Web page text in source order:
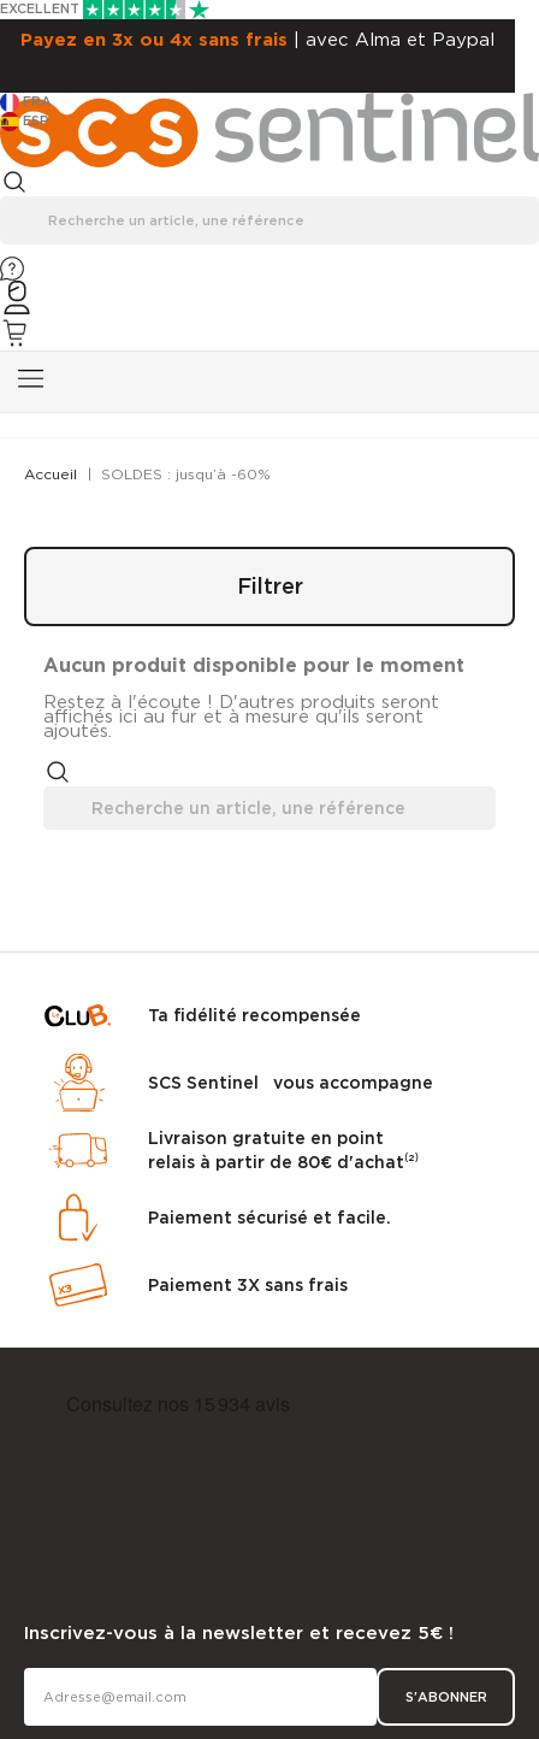
EXCELLENT
Payez en 3x ou 4x sans frais | avec Alma et Paypal
FRA
ESP
Accueil SOLDES : jusqu’à -60%
Filtrer
Aucun produit disponible pour le moment
Restez à l'écoute ! D'autres produits seront
affichés ici au fur et à mesure qu'ils seront
ajoutés.
Ta fidélité recompensée
SCS Sentinel vous accompagne
Livraison gratuite en point
relais à partir de 80€ d'achat⁽²⁾
Paiement sécurisé et facile.
Paiement 3X sans frais
Inscrivez-vous à la newsletter et recevez 5€ !
S'ABONNER